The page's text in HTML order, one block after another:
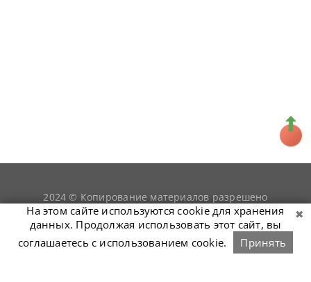
2024 © Копирование материалов разрешено
только при условии гиперссылки наsnookerist.ru
На этом сайте используются cookie для хранения
данных. Продолжая использовать этот сайт, вы
соглашаетесь с использованием cookie.
Принять